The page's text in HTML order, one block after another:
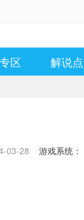
区 解说
03-28
游戏系统：